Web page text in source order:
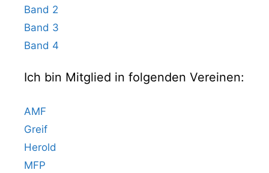
Band 2
Band 3
Band 4
Ich bin Mitglied in folgenden Vereinen:
AMF
Greif
Herold
MFP